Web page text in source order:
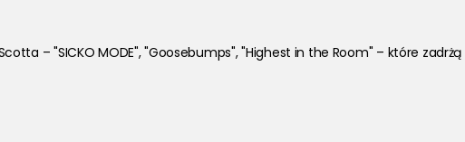
– "SICKO MODE", "Goosebumps", "Highest in the Room" – które zadrżą